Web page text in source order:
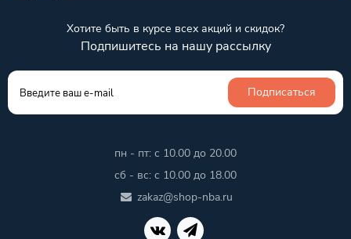
Хотите быть в курсе всех акций и скидок?
Подпишитесь на нашу рассылку
Подписаться
пн - пт: с 10.00 до 20.00
сб - вс: с 10.00 до 18.00
zakaz@shop-nba.ru